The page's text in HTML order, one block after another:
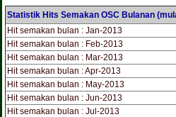
Statistik Hits Semakan OSC Bulanan
Hit semakan bulan : Jan-2013
Hit semakan bulan : Feb-2013
Hit semakan bulan : Mar-2013
Hit semakan bulan : Apr-2013
Hit semakan bulan : May-2013
Hit semakan bulan : Jun-2013
Hit semakan bulan : Jul-2013